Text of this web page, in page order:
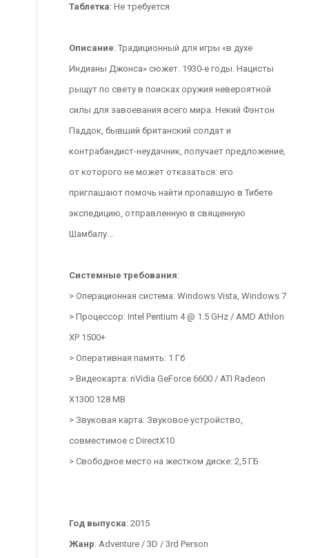
Таблетка: Не требуется
Описание: Традиционный для игры «в духе
Индианы Джонса» сюжет. 1930-е годы. Нацисты
рыщут по свету в поисках оружия невероятной
силы для завоевания всего мира. Некий Фэнтон
Паддок, бывший британский солдат и
контрабандист-неудачник, получает предложение,
от которого не может отказаться: его
приглашают помочь найти пропавшую в Тибете
экспедицию, отправленную в священную
Шамбалу...
Системные требования:
> Операционная система: Windows Vista, Windows 7
> Процессор: Intel Pentium 4 @ 1.5 GHz / AMD Athlon
XP 1500+
> Оперативная память: 1 Гб
> Видеокарта: nVidia GeForce 6600 / ATI Radeon
X1300 128 MB
> Звуковая карта: Звуковое устройство,
совместимое с DirectX10
> Свободное место на жестком диске: 2,5 ГБ
Год выпуска: 2015
Жанр: Adventure / 3D / 3rd Person